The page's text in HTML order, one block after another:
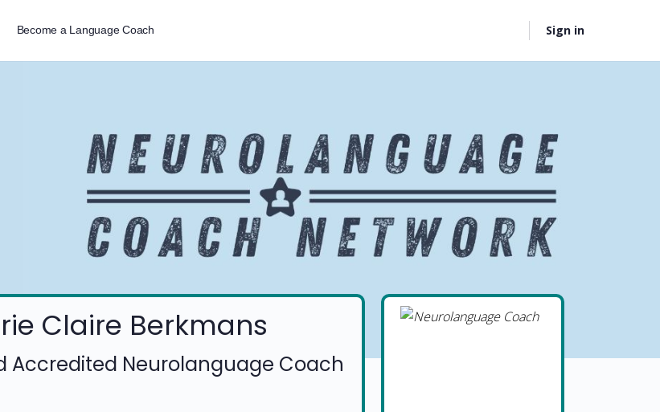
Become a Language Coach Sign in
Claire Berkmans
Accredited Neurolanguage Coach